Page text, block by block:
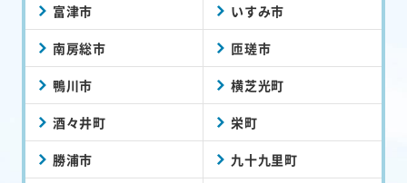
富津市 いすみ市
南房総市 匝瑳市
鴨川市 横芝光町
酒々井町 栄町
勝浦市 九十九里町